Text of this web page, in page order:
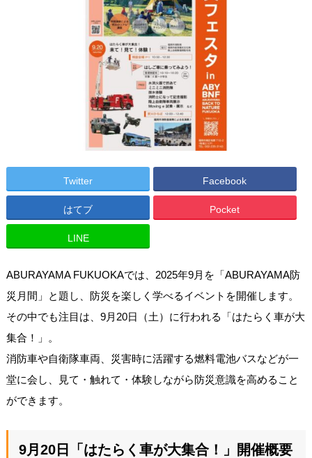
Twitter Facebook
はてブ Pocket
LINE
ABURAYAMA FUKUOKAでは、2025年9月を「ABURAYAMA防
災月間」と題し、防災を楽しく学べるイベントを開催します。
その中でも注目は、9月20日（土）に行われる「はたらく車が大
集合！」。
消防車や自衛隊車両、災害時に活躍する燃料電池バスなどが一
堂に会し、見て・触れて・体験しながら防災意識を高めること
ができます。
9月20日「はたらく車が大集合！」開催概要